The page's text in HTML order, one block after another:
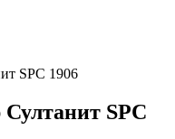
SPC 1906
SPC